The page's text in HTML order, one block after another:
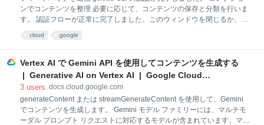
す。 セキュリティに対する Google のアプローチについて詳しくは、
Google のセキュリティの概要のホワイトペーパーをご覧ください。
ンでコンテンツを整理 必要に応じて、コンテンツの保存と分類を行いま
す。 認証フローが正常に完了しました。このウィンドウを閉じるか、以
ライブラリに関する情報 Google Cloud CLI コマンドの詳細について
Engine、Cloud Storage、BigQuery、Cloud SQL、Cloud DNS のコマン
ドライン ツール（すべて gcloud CLI にバンドルされています）の詳細
については、gcloud CLI でサービスにアクセスするをご覧ください。 ク
語やフレームワークを使
cloud google
Vertex AI で Gemini API を使用してコンテンツを生成する
| Generative AI on Vertex AI | Google Cloud
Documentation
3 users docs.cloud.google.com
generateContent または streamGenerateContent を使用して、Gemini
でコンテンツを生成します。 Gemini モデル ファミリーには、マルチモ
ーダル プロンプト リクエストに対応するモデルが含まれています。マル